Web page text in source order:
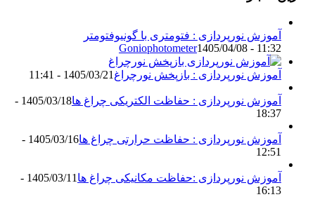
آموزش نورپردازی : فتومتری با گونیوفتومتر
Goniophotometer1405/04/08 - 11:32
آموزش نورپردازی : بازپخش نورچراغ 1405/03/21 - 11:41
آموزش نورپردازی : حفاظت الکتریکی چراغ ها
1405/03/18 -
18:37
آموزش نورپردازی : حفاظت حرارتی چراغ ها
1405/03/16 -
12:51
آموزش نورپردازی :حفاظت مکانیکی چراغ ها
1405/03/11 -
16:13